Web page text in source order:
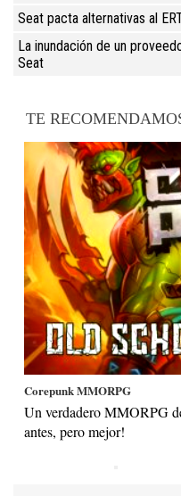
Seat pacta alternativas al
La inundación de un
Seat
TE
Corepunk MMORPG
Un verdadero MMORPG
antes, pero mejor!